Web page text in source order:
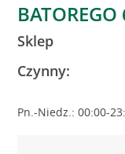
Sklep
Czynny:
Pn.-Niedz.: 00:00-